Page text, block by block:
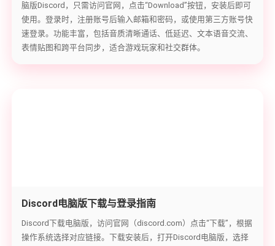
脑版Discord，只需访问官网，点击“Download”按钮，安装后即可
使用。登录时，注册账号后输入邮箱和密码，或使用第三方账号快
速登录。功能丰富，包括音质清晰通话、低延迟、文本语音交流、
表情贴图和跨平台同步，适合游戏玩家和社交群体。
Discord电脑版下载与登录指南
Discord下载电脑版，访问官网（discord.com）点击“下载”，根据
操作系统选择对应链接。下载安装后，打开Discord电脑版，选择